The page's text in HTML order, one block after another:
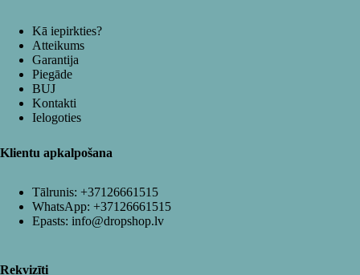
Kā iepirkties?
Atteikums
Garantija
Piegāde
BUJ
Kontakti
Ielogoties
Klientu apkalpošana
Tālrunis: +37126661515
WhatsApp: +37126661515
Epasts: info@dropshop.lv
Rekvizīti